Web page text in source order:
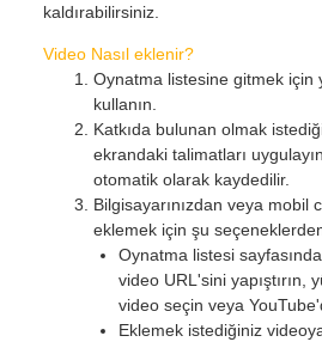
kaldırabilirsiniz.
Video Nasıl eklenir?
Oynatma listesine gitmek için
kullanın.
Katkıda bulunan olmak
ekrandaki talimatları
otomatik olarak kaydedilir.
Bilgisayarınızdan veya mobil
eklemek için şu
Oynatma listesi sayfasında
video URL'sini yapıştırın,
video seçin veya
Eklemek istediğiniz